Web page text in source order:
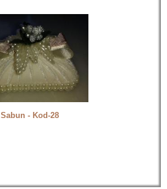
Sabun - Kod-28
Lavanta Kesesi